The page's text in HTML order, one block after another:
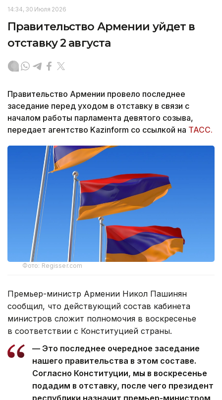
14:34, 30 Июля 2026
Правительство Армении уйдет в
отставку 2 августа
Правительство Армении провело последнее
заседание перед уходом в отставку в связи с
началом работы парламента девятого созыва,
передает агентство Kazinform со ссылкой на ТАСС.
Фото: Regisser.com
Премьер-министр Армении Никол Пашинян
сообщил, что действующий состав кабинета
министров сложит полномочия в воскресенье
в соответствии с Конституцией страны.
— Это последнее очередное заседание
нашего правительства в этом составе.
Согласно Конституции, мы в воскресенье
подадим в отставку, после чего президент